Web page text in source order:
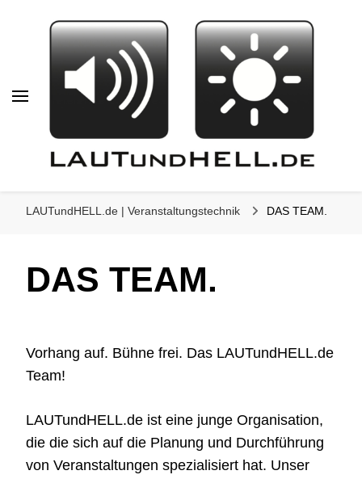
KOMMUNIKATION
LAUTundHELL.de | Veranstaltungstechnik DAS TEAM.
DAS TEAM.
Vorhang auf. Bühne frei. Das LAUTundHELL.de
Team!
LAUTundHELL.de ist eine junge Organisation,
die die sich auf die Planung und Durchführung
von Veranstaltungen spezialisiert hat. Unser